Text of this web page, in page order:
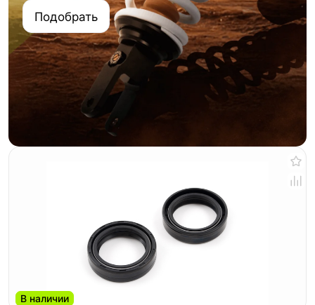
Подобрать
В наличии